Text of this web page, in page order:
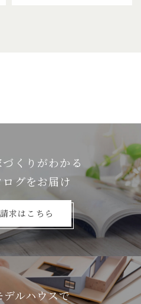
くりがわかる
グをお届け
求はこちら
ルハウスで